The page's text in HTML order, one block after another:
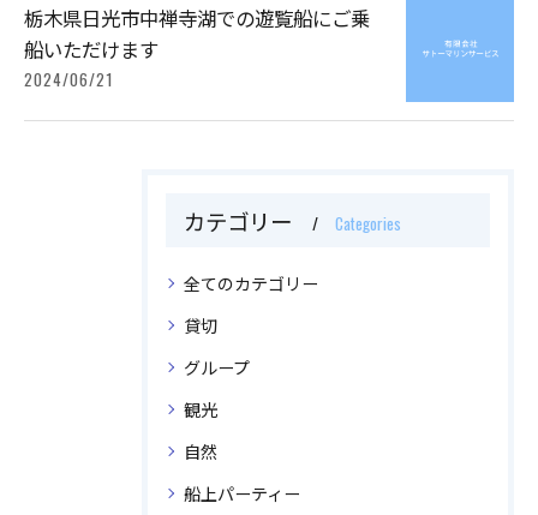
栃木県日光市中禅寺湖での遊覧船にご乗
船いただけます
2024/06/21
カテゴリー Categories
全てのカテゴリー
貸切
グループ
観光
自然
船上パーティー